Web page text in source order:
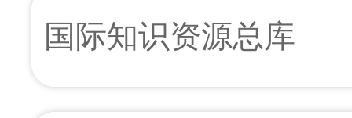
国际知识资源总库